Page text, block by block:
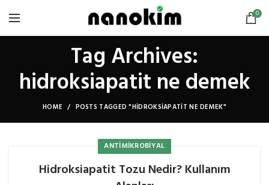
0
Tag Archives:
hidroksiapatit ne demek
HOME POSTS TAGGED "HIDROKSIAPATIT NE DEMEK"
ANTIMIKROBIYAL
Hidroksiapatit Tozu Nedir? Kullanım